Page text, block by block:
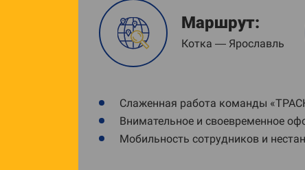
Маршрут:
Котка — Ярославль
Слаженная работа команды
Внимательное и своевременное
Мобильность сотрудников и